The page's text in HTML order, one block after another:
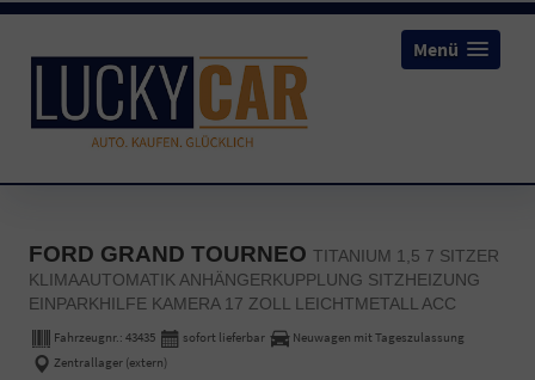
Menü
FORD GRAND TOURNEO TITANIUM 1,5 7 SITZER
KLIMAAUTOMATIK ANHÄNGERKUPPLUNG SITZHEIZUNG
EINPARKHILFE KAMERA 17 ZOLL LEICHTMETALL ACC
Fahrzeugnr.: 43435 sofort lieferbar
Neuwagen mit Tageszulassung
Zentrallager (extern)